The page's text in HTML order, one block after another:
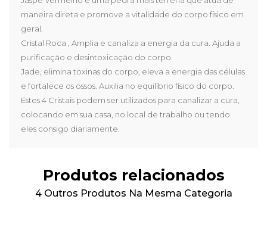
maneira direta e promove a vitalidade do corpo físico em
geral.
Cristal Roca , Amplia e canaliza a energia da cura. Ajuda a
purificação e desintoxicação do corpo.
Jade, elimina toxinas do corpo, eleva a energia das células
e fortalece os ossos. Auxilia no equilíbrio físico do corpo.
Estes 4 Cristais podem ser utilizados para canalizar a cura,
colocando em sua casa, no local de trabalho ou tendo
eles consigo diariamente.
Produtos relacionados
4 Outros Produtos Na Mesma Categoria